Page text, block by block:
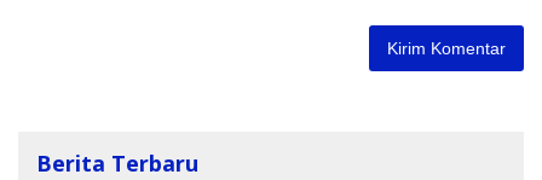
Berita Terbaru